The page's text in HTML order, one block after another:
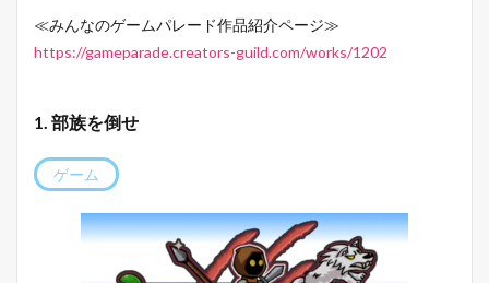
≪みんなのゲームパレード作品紹介ページ≫
https://gameparade.creators-guild.com/works/1202
1. 部族を倒せ
ゲーム